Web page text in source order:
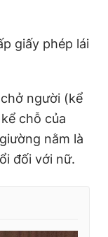
giấy phép lái
người (kể
chỗ của
nằm là
đối với nữ.